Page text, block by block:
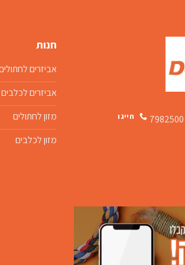
חייגו
חנות
אביזרים
אביזרים לכלבים
מזון לחתולים
מזון לכלבים